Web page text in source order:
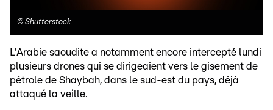
© Shutterstock
L'Arabie saoudite a notamment encore intercepté lundi
plusieurs drones qui se dirigeaient vers le gisement de
pétrole de Shaybah, dans le sud-est du pays, déjà
attaqué la veille.